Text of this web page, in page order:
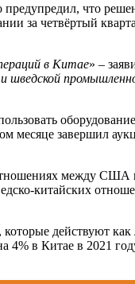
предупредил, что
за четвёртый
в Китае» –
шведской
месяце завершил
отношениях между
китайских
действуют
4% в Китае в 2021